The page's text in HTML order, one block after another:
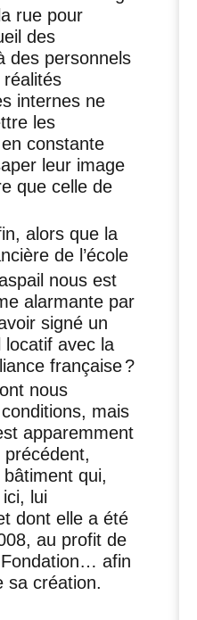
rue pour
des
des personnels
internes ne
les
constante
leur image
que celle de
alors que la
de l’école
nous est
alarmante par
signé un
locatif avec la
française?
nous
mais
apparemment
qui,
lui
dont elle a été
au profit de
afin
sa création.